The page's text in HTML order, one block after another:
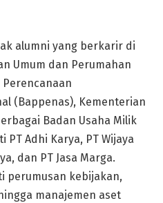
alumni yang berkarir di
Umum dan Perumahan
Perencanaan
(Bappenas), Kementerian
Badan Usaha Milik
PT Adhi Karya, PT Wijaya
dan PT Jasa Marga.
perumusan kebijakan,
manajemen aset